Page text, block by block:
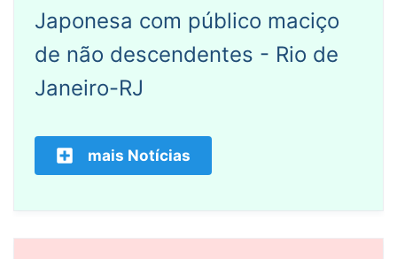
Japonesa com público maciço
de não descendentes - Rio de
Janeiro-RJ
mais Notícias